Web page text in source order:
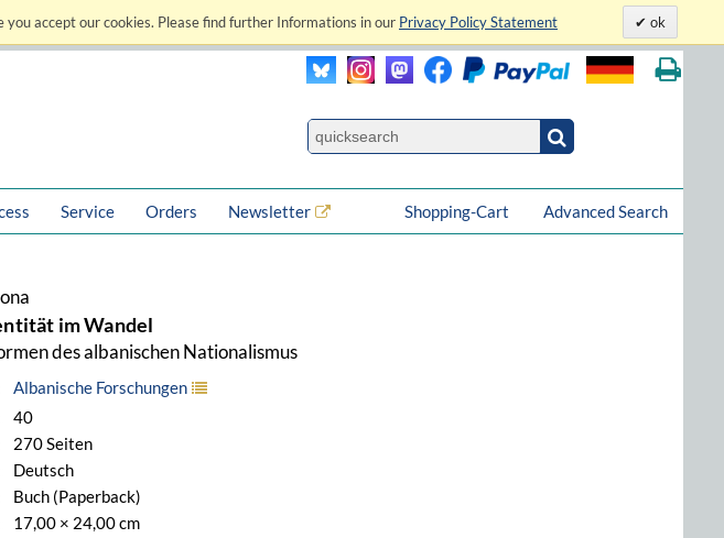
accept our cookies. Please find further Informations in our Privacy Policy Statement ok
Service Orders Newsletter Advanced Search
Shopping-Cart
im Wandel
des albanischen Nationalismus
Albanische Forschungen
40
270 Seiten
Deutsch
Buch (Paperback)
17,00 × 24,00 cm